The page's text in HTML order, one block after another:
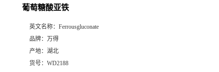
葡萄糖酸亚铁
英文名称： Ferrousgluconate
品牌： 万得
产地： 湖北
货号： WD2188